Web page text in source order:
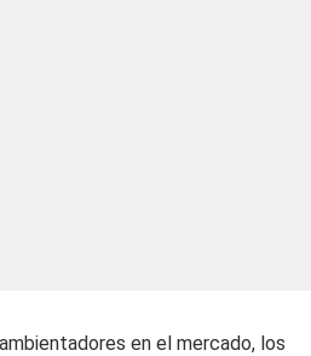
en el mercado, los